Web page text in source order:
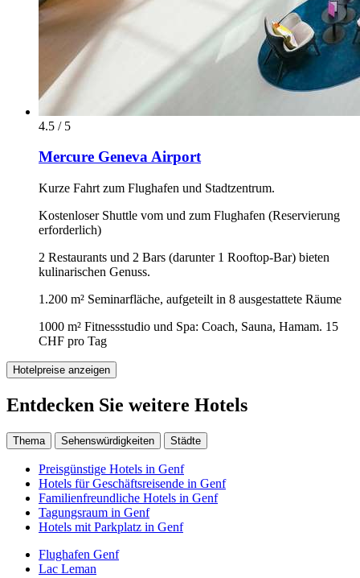
4.5 / 5
Mercure Geneva Airport
Kurze Fahrt zum Flughafen und Stadtzentrum.
Kostenloser Shuttle vom und zum Flughafen (Reservierung
erforderlich)
2 Restaurants und 2 Bars (darunter 1 Rooftop-Bar) bieten
kulinarischen Genuss.
1.200 m² Seminarfläche, aufgeteilt in 8 ausgestattete Räume
1000 m² Fitnessstudio und Spa: Coach, Sauna, Hamam. 15
CHF pro Tag
Hotelpreise anzeigen
Entdecken Sie weitere Hotels
Thema Sehenswürdigkeiten Städte
Preisgünstige Hotels in Genf
Hotels für Geschäftsreisende in Genf
Familienfreundliche Hotels in Genf
Tagungsraum in Genf
Hotels mit Parkplatz in Genf
Flughafen Genf
Lac Leman